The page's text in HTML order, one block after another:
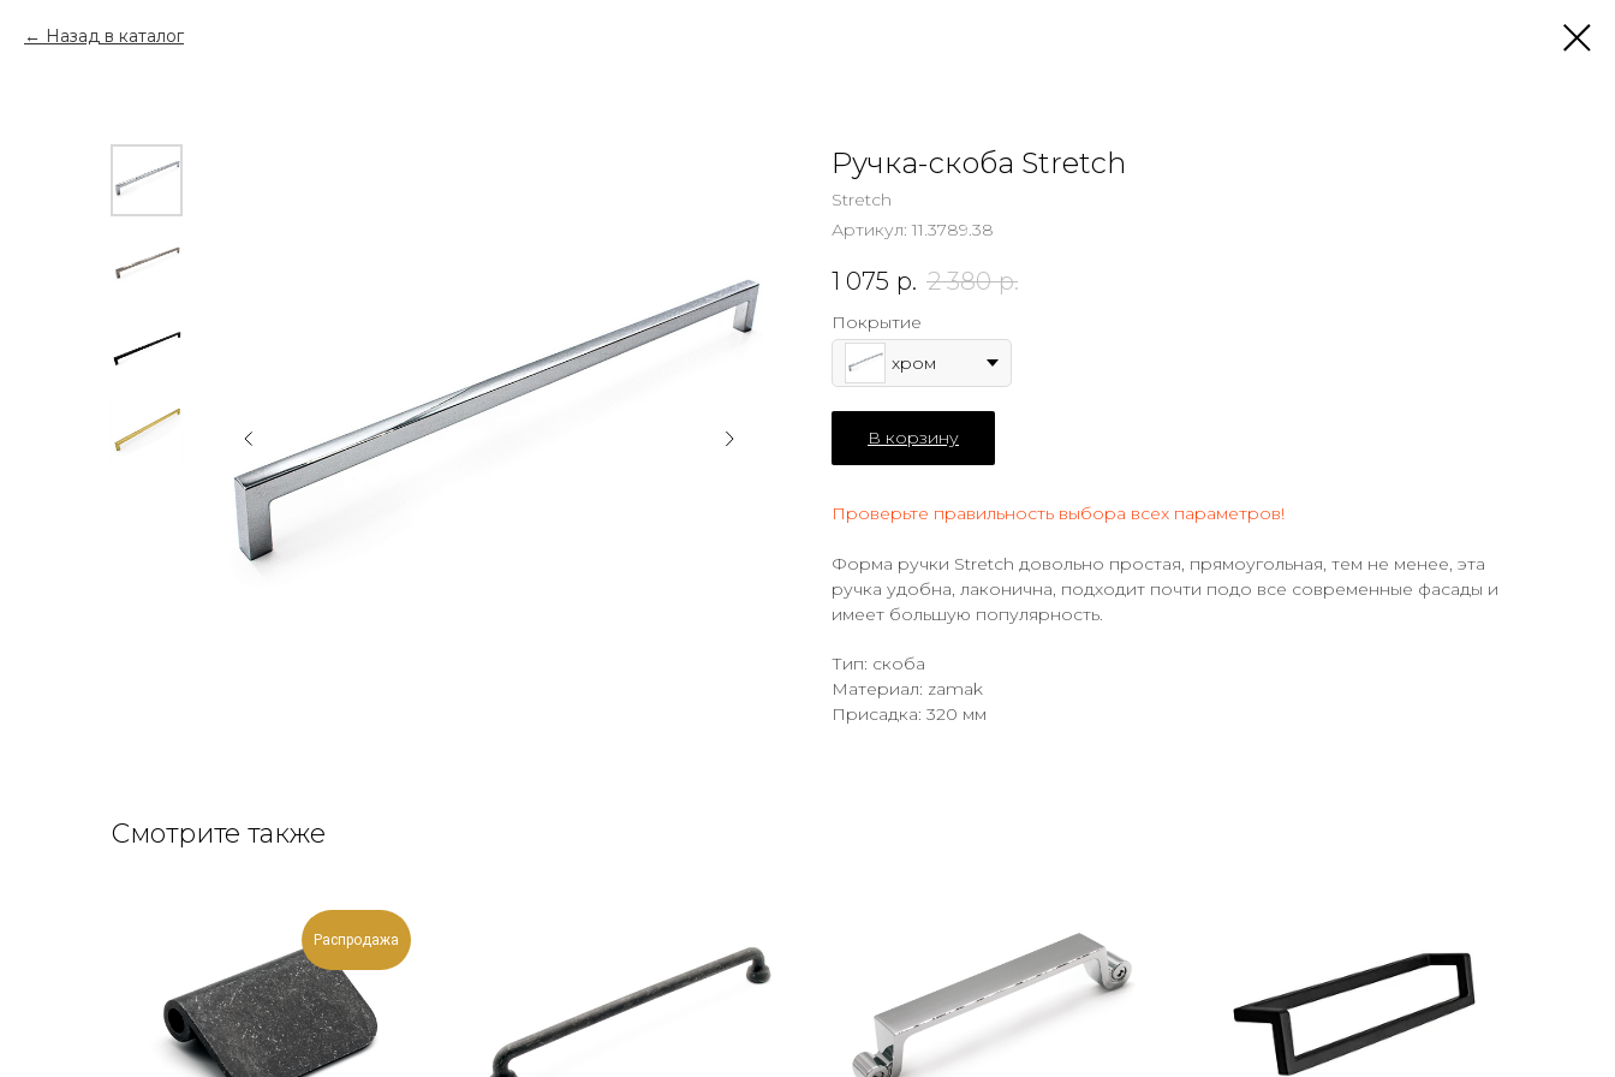
Назад в каталог
Ручка-скоба Stretch
Stretch
Артикул: 11.3789.38
1 075 р. 2 380 р.
Покрытие
хром
В корзину
Проверьте правильность выбора всех параметров!
Форма ручки Stretch довольно простая, прямоугольная, тем не менее, эта
ручка удобна, лаконична, подходит почти подо все современные фасады и
имеет большую популярность.
Тип: скоба
Материал: zamak
Присадка: 320 мм
Смотрите также
Распродажа